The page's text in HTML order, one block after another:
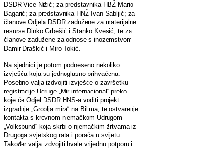
DSDR Vice Nižić; za predstavnika HBŽ Mario
Bagarić; za predstavnika HNŽ Ivan Sabljić; za
članove Odjela DSDR zadužene za materijalne
resurse Dinko Grbešić i Stanko Kvesić; te za
članove zadužene za odnose s inozemstvom
Damir Draškić i Miro Tokić.
Na sjednici je potom podneseno nekoliko
izvješća koja su jednoglasno prihvaćena.
Posebno valja izdvojiti izvješće o završetku
registracije Udruge „Mir internacional“ preko
koje će Odjel DSDR HNS-a voditi projekt
izgradnje „Groblja mira“ na Bilima, te ostvarenje
kontakta s krovnom njemačkom Udrugom
„Volksbund“ koja skrbi o njemačkim žrtvama iz
Drugoga svjetskog rata i poraća u svijetu.
Također valja izdvojiti hvale vrijednu potporu i